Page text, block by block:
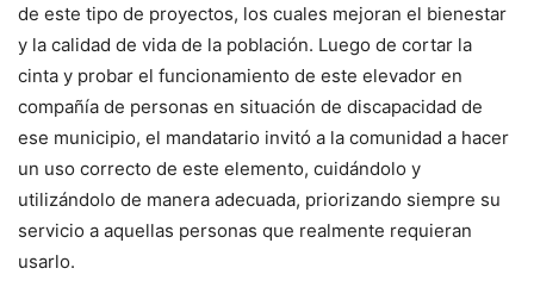
de este tipo de proyectos, los cuales mejoran el bienestar
y la calidad de vida de la población. Luego de cortar la
cinta y probar el funcionamiento de este elevador en
compañía de personas en situación de discapacidad de
ese municipio, el mandatario invitó a la comunidad a hacer
un uso correcto de este elemento, cuidándolo y
utilizándolo de manera adecuada, priorizando siempre su
servicio a aquellas personas que realmente requieran
usarlo.